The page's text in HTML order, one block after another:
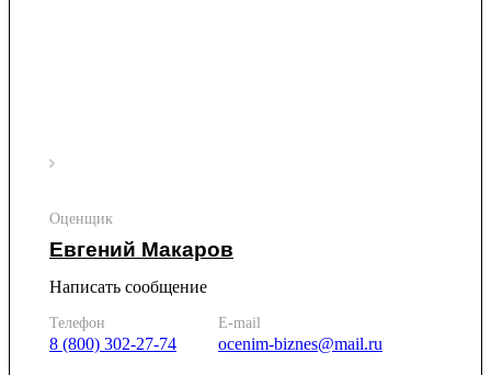
Оценщик
Евгений Макаров
Написать сообщение
Телефон
8 (800) 302-27-74
E-mail
ocenim-biznes@mail.ru
Каменск-Шахтинский
Камышлов
Кандалакша